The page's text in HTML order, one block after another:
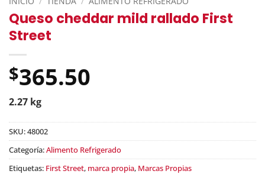
Queso cheddar mild rallado First
Street
$365.50
2.27 kg
SKU:48002
Categoría:Alimento Refrigerado
Etiquetas: First Street, marca propia, Marcas Propias